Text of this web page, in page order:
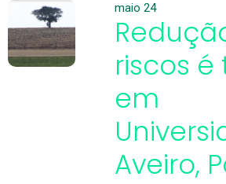
maio 24
riscos
em
Aveiro,